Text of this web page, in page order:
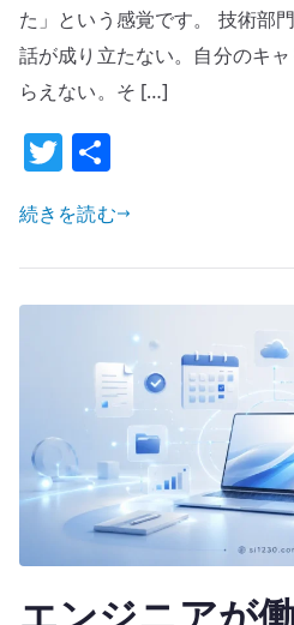
く
の
終
わ
て
考
え
こ
と
ア
の
た」という感覚です。 技術部
話が成り立たない。自分のキ
らえない。そ […]
T
w
it
te
r
続きを読む